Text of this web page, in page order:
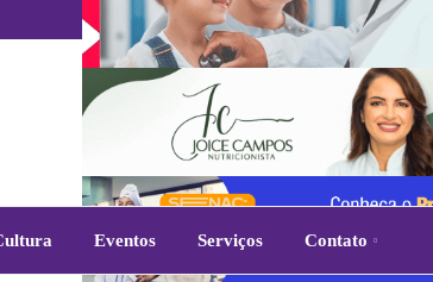
Eventos Serviços Contato